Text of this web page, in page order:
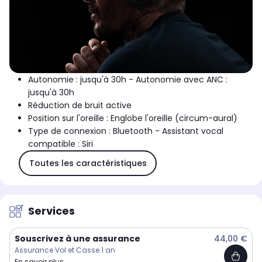
Autonomie : jusqu'à 30h - Autonomie avec ANC :
jusqu'à 30h
Réduction de bruit active
Position sur l'oreille : Englobe l'oreille (circum-aural)
Type de connexion : Bluetooth - Assistant vocal
compatible : Siri
Toutes les caractéristiques
Services
Souscrivez à une assurance 44,00 €
Assurance Vol et Casse 1 an